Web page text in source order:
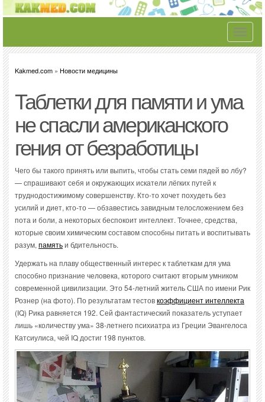
Toggle
Kakmed.com » Новости медицины
Таблетки для памяти и ума
не спасли американского
гения от безработицы
Чего бы такого принять или выпить, чтобы стать семи пядей во лбу?
— спрашивают себя и окружающих искатели лёгких путей к
труднодостижимому совершенству. Кто-то хочет похудеть без
усилий и диет, кто-то — обзавестись завидным телосложением без
пота и боли, а некоторых беспокоит интеллект. Точнее, средства,
которые своим химическим составом способны питать и воспитывать
разум, памятьи бдительность.
Удержать на плаву общественный интерес к таблеткам для ума
способно признание человека, которого считают вторым умником
современной цивилизации. Это 54-летний житель США по имени Рик
Рознер (на фото). По результатам тестовкоэффициент интеллекта
(IQ) Рика равняется 192. Сей фантастический показатель уступает
лишь «количеству ума» 38-летнего психиатра из Греции Эвангелоса
Катсиулиса, чей IQ достиг 198 пунктов.